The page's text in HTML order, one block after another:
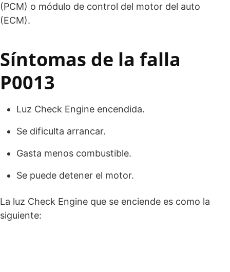
(PCM) o módulo de control del motor del auto
(ECM).
Síntomas de la falla
P0013
Luz Check Engine encendida.
Se dificulta arrancar.
Gasta menos combustible.
Se puede detener el motor.
La luz Check Engine que se enciende es como la
siguiente: